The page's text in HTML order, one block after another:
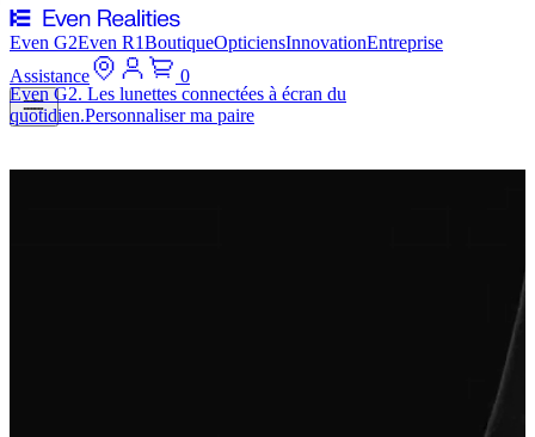
Even G2Even R1BoutiqueOpticiensInnovationEntreprise
Assistance
0
Even G2. Les lunettes connectées à écran du
quotidien.Personnaliser ma paire